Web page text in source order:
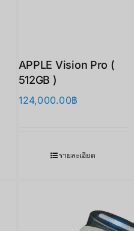
APPLE Vision Pro (
512GB )
124,000.00฿
รายละเอียด